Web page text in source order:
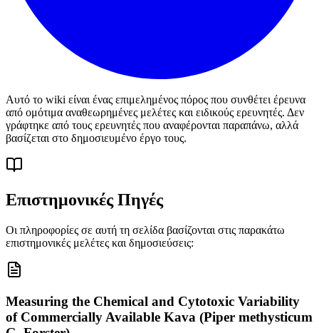
Αυτό το wiki είναι ένας επιμελημένος πόρος που συνθέτει έρευνα
από ομότιμα αναθεωρημένες μελέτες και ειδικούς ερευνητές. Δεν
γράφτηκε από τους ερευνητές που αναφέρονται παραπάνω, αλλά
βασίζεται στο δημοσιευμένο έργο τους.
Επιστημονικές Πηγές
Οι πληροφορίες σε αυτή τη σελίδα βασίζονται στις παρακάτω
επιστημονικές μελέτες και δημοσιεύσεις:
Measuring the Chemical and Cytotoxic Variability
of Commercially Available Kava (Piper methysticum